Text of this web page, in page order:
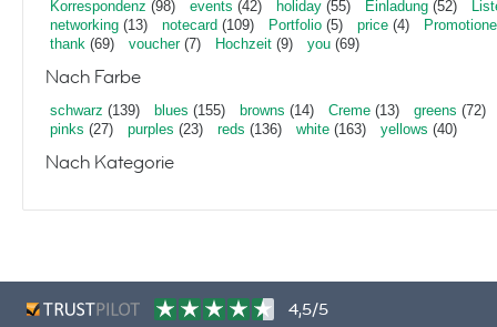
Korrespondenz (98) events (42) holiday (55) Einladung (52)
networking (13) notecard (109) Portfolio (5) price (4)
thank (69) voucher(7) Hochzeit (9) you (69)
Nach Farbe
schwarz (139) blues (155) browns (14) Creme (13) greens (72)
pinks (27) purples (23) reds (136) white (163) yellows (40)
Nach Kategorie
4,5/5